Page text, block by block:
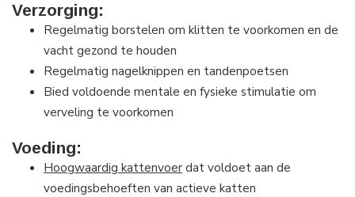
Verzorging:
Regelmatig borstelen om klitten te voorkomen en de
vacht gezond te houden
Regelmatig nagelknippen en tandenpoetsen
Bied voldoende mentale en fysieke stimulatie om
verveling te voorkomen
Voeding:
Hoogwaardig kattenvoerdat voldoet aan de
voedingsbehoeften van actieve katten